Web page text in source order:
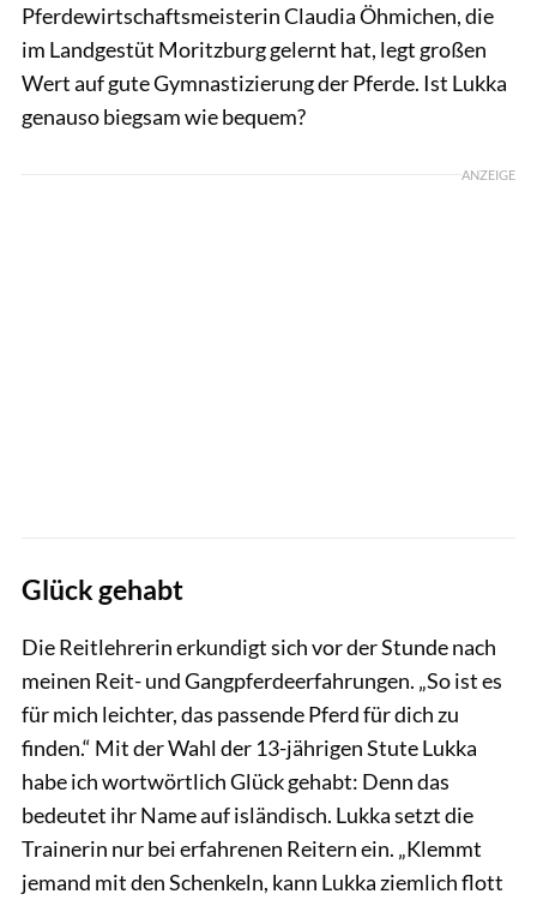
Pferdewirtschaftsmeisterin Claudia Öhmichen, die
im Landgestüt Moritzburg gelernt hat, legt großen
Wert auf gute Gymnastizierung der Pferde. Ist Lukka
genauso biegsam wie bequem?
ANZEIGE
Glück gehabt
Die Reitlehrerin erkundigt sich vor der Stunde nach
meinen Reit- und Gangpferdeerfahrungen. „So ist es
für mich leichter, das passende Pferd für dich zu
finden.“ Mit der Wahl der 13-jährigen Stute Lukka
habe ich wortwörtlich Glück gehabt: Denn das
bedeutet ihr Name auf isländisch. Lukka setzt die
Trainerin nur bei erfahrenen Reitern ein. „Klemmt
jemand mit den Schenkeln, kann Lukka ziemlich flott